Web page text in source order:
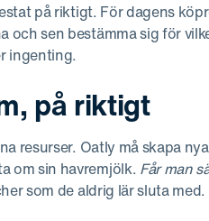
på riktigt. För dagens
sen bestämma sig för
ingenting.
på riktigt
resurser. Oatly må skapa
om sin havremjölk. Får man
som de aldrig lär sluta med.